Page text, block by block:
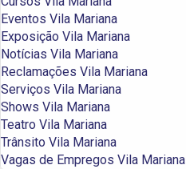
Eventos Vila Mariana
Exposição Vila Mariana
Notícias Vila Mariana
Reclamações Vila Mariana
Serviços Vila Mariana
Shows Vila Mariana
Teatro Vila Mariana
Trânsito Vila Mariana
Vagas de Empregos Vila Mariana